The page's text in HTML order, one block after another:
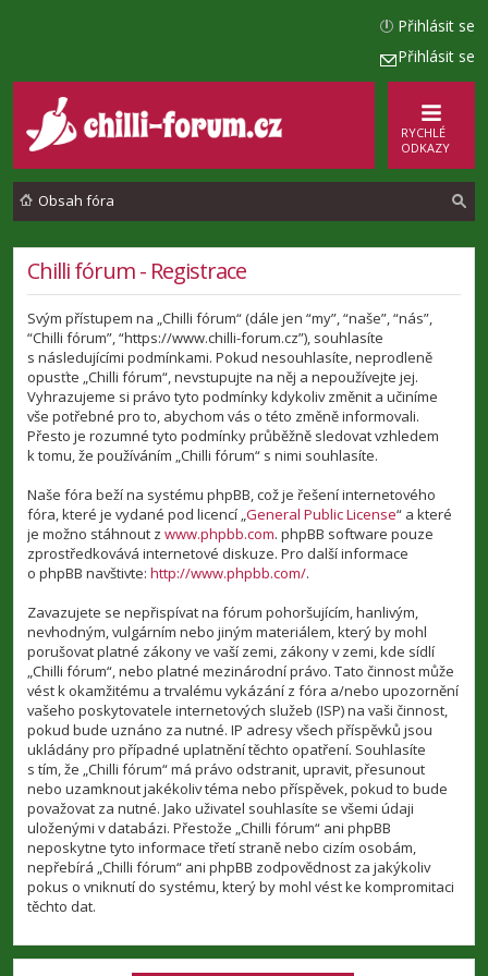
Přihlásit se
Přihlásit se
RYCHLÉ
ODKAZY
Obsah fóra
Chilli fórum - Registrace
Svým přístupem na „Chilli fórum“ (dále jen “my”, “naše”, “nás”,
“Chilli fórum”, “https://www.chilli-forum.cz”), souhlasíte
s následujícími podmínkami. Pokud nesouhlasíte, neprodleně
opusťte „Chilli fórum“, nevstupujte na něj a nepoužívejte jej.
Vyhrazujeme si právo tyto podmínky kdykoliv změnit a učiníme
vše potřebné pro to, abychom vás o této změně informovali.
Přesto je rozumné tyto podmínky průběžně sledovat vzhledem
k tomu, že používáním „Chilli fórum“ s nimi souhlasíte.
Naše fóra beží na systému phpBB, což je řešení internetového
fóra, které je vydané pod licencí „General Public License“ a které
je možno stáhnout z www.phpbb.com. phpBB software pouze
zprostředkovává internetové diskuze. Pro další informace
o phpBB navštivte: http://www.phpbb.com/.
Zavazujete se nepřispívat na fórum pohoršujícím, hanlivým,
nevhodným, vulgárním nebo jiným materiálem, který by mohl
porušovat platné zákony ve vaší zemi, zákony v zemi, kde sídlí
„Chilli fórum“, nebo platné mezinárodní právo. Tato činnost může
vést k okamžitému a trvalému vykázání z fóra a/nebo upozornění
vašeho poskytovatele internetových služeb (ISP) na vaši činnost,
pokud bude uznáno za nutné. IP adresy všech příspěvků jsou
ukládány pro případné uplatnění těchto opatření. Souhlasíte
s tím, že „Chilli fórum“ má právo odstranit, upravit, přesunout
nebo uzamknout jakékoliv téma nebo příspěvek, pokud to bude
považovat za nutné. Jako uživatel souhlasíte se všemi údaji
uloženými v databázi. Přestože „Chilli fórum“ ani phpBB
neposkytne tyto informace třetí straně nebo cizím osobám,
nepřebírá „Chilli fórum“ ani phpBB zodpovědnost za jakýkoliv
pokus o vniknutí do systému, který by mohl vést ke kompromitaci
těchto dat.